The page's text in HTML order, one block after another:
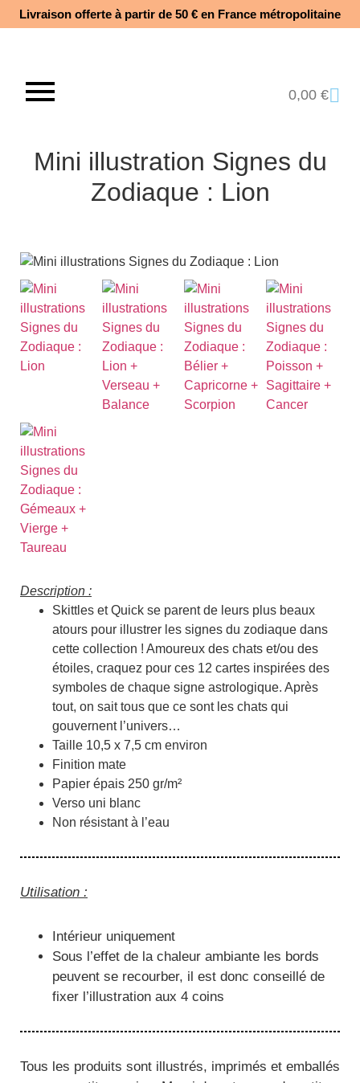
Livraison offerte à partir de 50 € en France métropolitaine​
0,00€
Mini illustration Signes du
Zodiaque : Lion
Description :
Skittles et Quick se parent de leurs plus beaux
atours pour illustrer les signes du zodiaque dans
cette collection ! Amoureux des chats et/ou des
étoiles, craquez pour ces 12 cartes inspirées des
symboles de chaque signe astrologique. Après
tout, on sait tous que ce sont les chats qui
gouvernent l’univers…
Taille 10,5 x 7,5 cm environ
Finition mate
Papier épais 250 gr/m²
Verso uni blanc
Non résistant à l’eau
Utilisation :
Intérieur uniquement
Sous l’effet de la chaleur ambiante les bords
peuvent se recourber, il est donc conseillé de
fixer l’illustration aux 4 coins
Tous les produits sont illustrés, imprimés et emballés